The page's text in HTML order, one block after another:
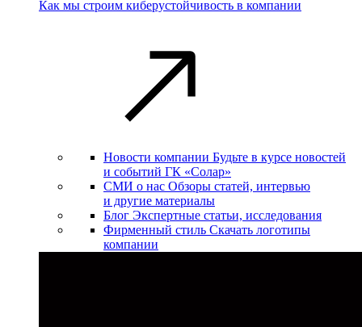
Как мы строим киберустойчивость в компании
Новости компании Будьте в курсе новостей
и событий ГК «Солар»
СМИ о нас Обзоры статей, интервью
и другие материалы
Блог Экспертные статьи, исследования
Фирменный стиль Скачать логотипы
компании